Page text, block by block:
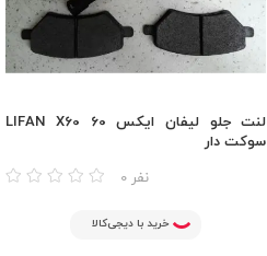
لنت جلو لیفان ایکس 60 LIFAN X60
سوکت دار
0 نفر
خرید با دیجی‌کالا